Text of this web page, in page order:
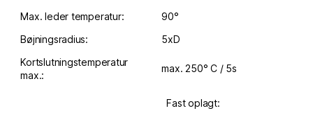
Max. leder temperatur:
90°
Bøjningsradius:
5xD
Kortslutningstemperatur
max.:
max. 250° C / 5s
Fast oplagt: